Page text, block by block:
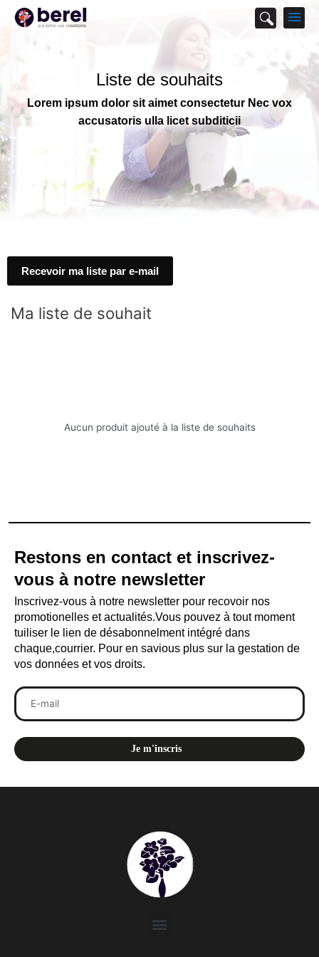
Liste de souhaits
Lorem ipsum dolor sit aimet consectetur Nec vox
accusatoris ulla licet subditicii
Recevoir ma liste par e-mail
Ma liste de souhait
Aucun produit ajouté à la liste de souhaits
Restons en contact et inscrivez-
vous à notre newsletter
Inscrivez-vous à notre newsletter pour recovoir nos
promotionelles et actualités.Vous pouvez à tout moment
tuiliser le lien de désabonnelment intégré dans
chaque,courrier. Pour en savious plus sur la gestation de
vos données et vos droits.
Menu